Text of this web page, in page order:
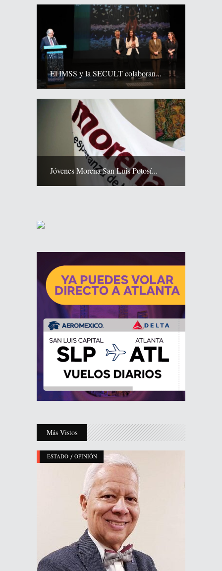
El IMSS y la SECULT colaboran...
Jóvenes Morena San Luis Potosí...
Más Vistos
ESTADO / OPINIÓN